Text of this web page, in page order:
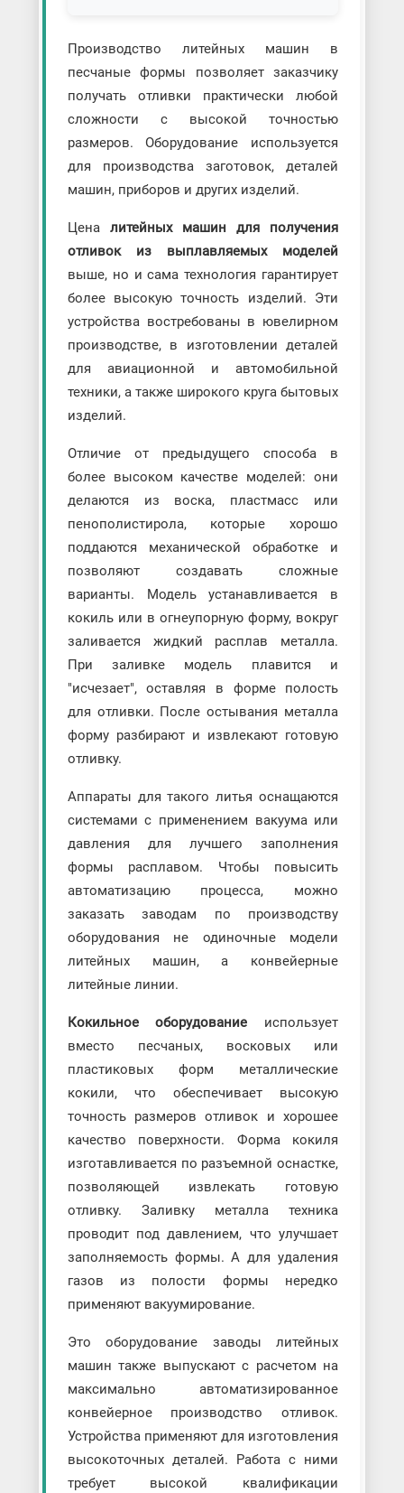
Производство литейных машин в
песчаные формы позволяет заказчику
получать отливки практически любой
сложности с высокой точностью
размеров. Оборудование используется
для производства заготовок, деталей
машин, приборов и других изделий.
Цена литейных машин для получения
отливок из выплавляемых моделей
выше, но и сама технология гарантирует
более высокую точность изделий. Эти
устройства востребованы в ювелирном
производстве, в изготовлении деталей
для авиационной и автомобильной
техники, а также широкого круга бытовых
изделий.
Отличие от предыдущего способа в
более высоком качестве моделей: они
делаются из воска, пластмасс или
пенополистирола, которые хорошо
поддаются механической обработке и
позволяют создавать сложные
варианты. Модель устанавливается в
кокиль или в огнеупорную форму, вокруг
заливается жидкий расплав металла.
При заливке модель плавится и
"исчезает", оставляя в форме полость
для отливки. После остывания металла
форму разбирают и извлекают готовую
отливку.
Аппараты для такого литья оснащаются
системами с применением вакуума или
давления для лучшего заполнения
формы расплавом. Чтобы повысить
автоматизацию процесса, можно
заказать заводам по производству
оборудования не одиночные модели
литейных машин, а конвейерные
литейные линии.
Кокильное оборудование использует
вместо песчаных, восковых или
пластиковых форм металлические
кокили, что обеспечивает высокую
точность размеров отливок и хорошее
качество поверхности. Форма кокиля
изготавливается по разъемной оснастке,
позволяющей извлекать готовую
отливку. Заливку металла техника
проводит под давлением, что улучшает
заполняемость формы. А для удаления
газов из полости формы нередко
применяют вакуумирование.
Это оборудование заводы литейных
машин также выпускают с расчетом на
максимально автоматизированное
конвейерное производство отливок.
Устройства применяют для изготовления
высокоточных деталей. Работа с ними
требует высокой квалификации